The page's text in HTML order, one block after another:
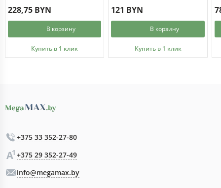
228,75 BYN
В корзину
Купить в 1 клик
121 BYN
В корзину
Купить в 1 клик
+375 33 352-27-80
+375 29 352-27-49
info@megamax.by